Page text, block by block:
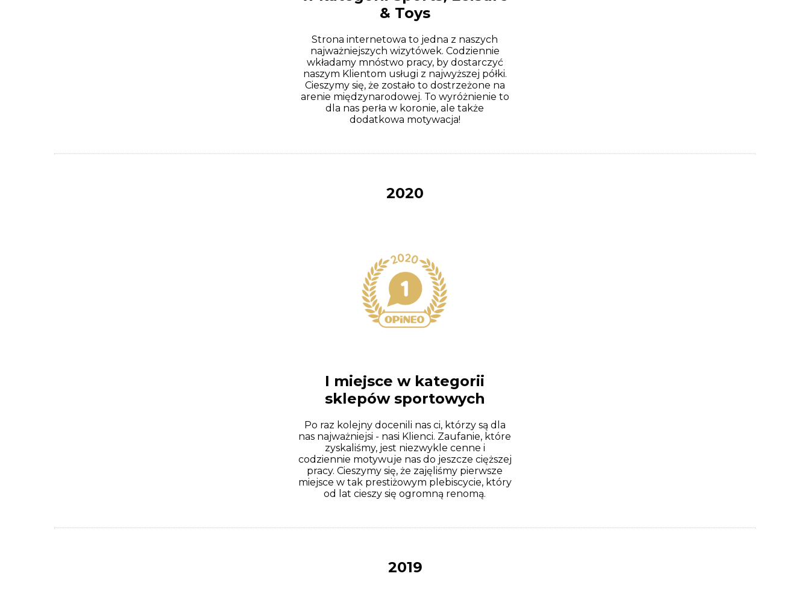
& Toys
Strona internetowa to jedna z naszych
najważniejszych wizytówek. Codziennie
wkładamy mnóstwo pracy, by dostarczyć
naszym Klientom usługi z najwyższej półki.
Cieszymy się, że zostało to dostrzeżone na
arenie międzynarodowej. To wyróżnienie to
dla nas perła w koronie, ale także
dodatkowa motywacja!
2020
I miejsce w kategorii
sklepów sportowych
Po raz kolejny docenili nas ci, którzy są dla
nas najważniejsi - nasi Klienci. Zaufanie, które
zyskaliśmy, jest niezwykle cenne i
codziennie motywuje nas do jeszcze cięższej
pracy. Cieszymy się, że zajęliśmy pierwsze
miejsce w tak prestiżowym plebiscycie, który
od lat cieszy się ogromną renomą.
2019